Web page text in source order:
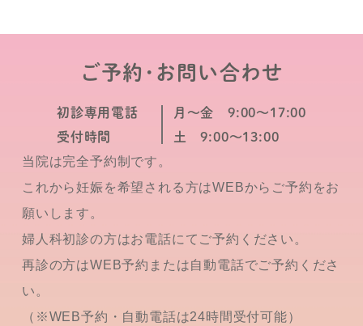
ご予約･お問い合わせ
初診専用電話
受付時間
月～金 9:00～17:00
土 9:00～13:00
当院は完全予約制です。
これから妊娠を希望される方はWEBからご予約をお
願いします。
婦人科初診の方はお電話にてご予約ください。
再診の方はWEB予約または自動電話でご予約くださ
い。
（※WEB予約・自動電話は24時間受付可能）